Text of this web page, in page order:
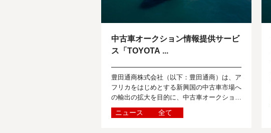
中古車オークション情報提供サービ
ス「TOYOTA ...
豊田通商株式会社（以下：豊田通商）は、ア
フリカをはじめとする新興国の中古車市場へ
の輸出の拡大を目的に、中古車オークション
情報提供サービス「TOYOTA TSUSHO
AUCTION（トヨタツウショウ・...
ニュース 全て